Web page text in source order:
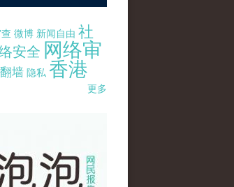
微博 新闻自由 社
安全 网络审
翻墙 隐私 香港
更多
mirror-site-120814.jpg